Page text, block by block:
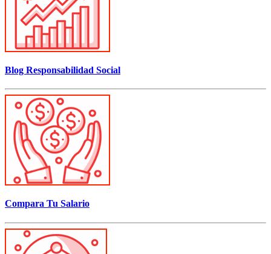
Blog Responsabilidad Social
Compara Tu Salario